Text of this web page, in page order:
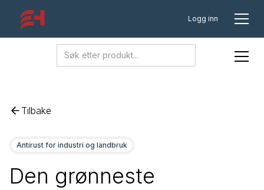
Logg inn
Tilbake
Antirust for industri og landbruk
Den grønneste